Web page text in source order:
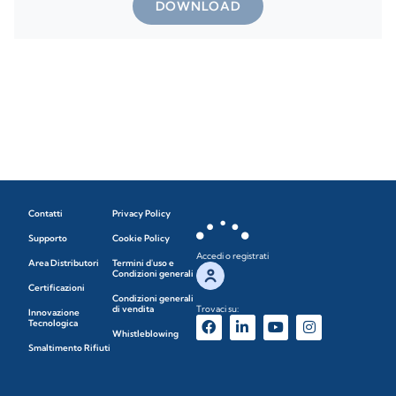
DOWNLOAD
Contatti
Supporto
Area Distributori
Certificazioni
Innovazione
Tecnologica
Smaltimento Rifiuti
Privacy Policy
Cookie Policy
Termini d'uso e
Condizioni generali
Condizioni generali
di vendita
Whistleblowing
Accedi o registrati
Trovaci su: